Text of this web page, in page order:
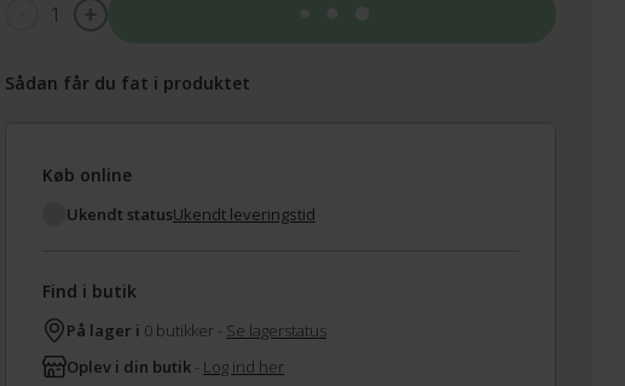
1
Sådan får du fat i produktet
Køb online
Ukendt statusUkendt leveringstid
Find i butik
På lager i 0 butikker - Se lagerstatus
Oplev i din butik - Log ind her